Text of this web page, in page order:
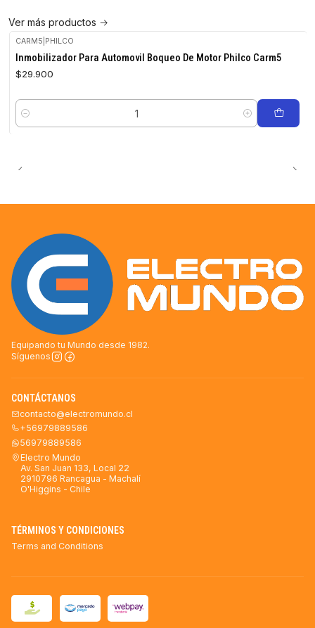
Ver más productos
CARM5 PHILCO
Inmobilizador Para Automovil Boqueo De Motor Philco Carm5
$29.900
Cantidad
Equipando tu Mundo desde 1982.
Síguenos
CONTÁCTANOS
contacto@electromundo.cl
+56979889586
56979889586
Electro Mundo
Av. San Juan 133, Local 22
2910796 Rancagua - Machalí
O'Higgins - Chile
TÉRMINOS Y CONDICIONES
Terms and Conditions